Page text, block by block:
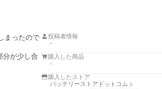
まったので
分が少し合
投稿者情報
-
購入した商品
-
購入したストア
バッテリーストアドットコム